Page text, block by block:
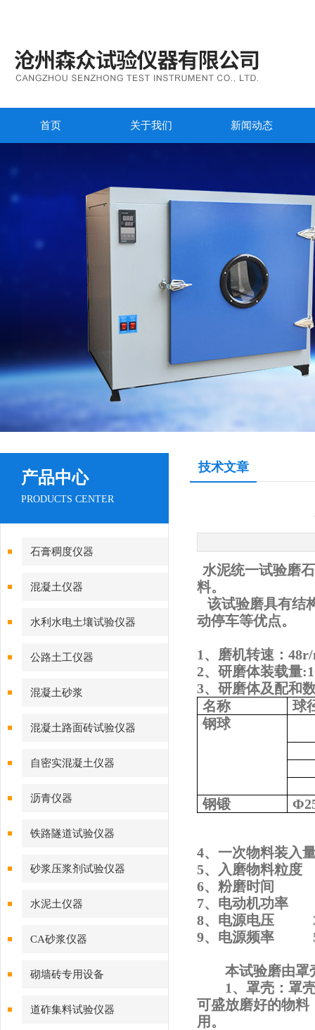
首页 关于我们 新闻动态
产品中心
PRODUCTS CENTER
石膏稠度仪器
混凝土仪器
水利水电土壤试验仪器
公路土工仪器
混凝土砂浆
混凝土路面砖试验仪器
自密实混凝土仪器
沥青仪器
铁路隧道试验仪器
砂浆压浆剂试验仪器
水泥土仪器
CA砂浆仪器
砌墙砖专用设备
道砟集料试验仪器
技术文章
水泥统一试验磨
料。
该试验磨具有结
动停车等优点。
1、 磨机转速：
2、 研磨体装载量
3、 研磨体及配和
名称
球
钢球
钢锻 Φ
4、 一次物料装入
5、
入磨物料粒度
6、 粉磨时间
7、 电动机功率
8、 电源电压
9、 电源频率
本试验磨由罩
1、 罩壳：罩
可盛放磨好的物料
用。